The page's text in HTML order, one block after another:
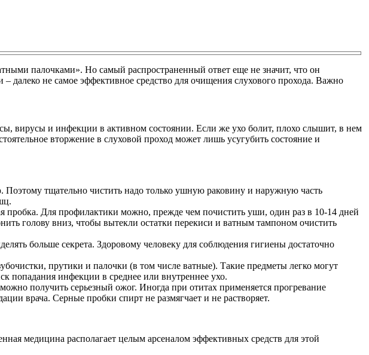
палочками». Но самый распространенный ответ еще не значит, что он
далеко не самое эффективное средство для очищения слухового прохода. Важно
вирусы и инфекции в активном состоянии. Если же ухо болит, плохо слышит, в нем
вторжение в слуховой проход может лишь усугубить состояние и
Поэтому тщательно чистить надо только ушную раковину и наружную часть
пробка. Для профилактики можно, прежде чем почистить уши, один раз в 10-14 дней
голову вниз, чтобы вытекли остатки перекиси и ватным тампоном очистить
больше секрета. Здоровому человеку для соблюдения гигиены достаточно
прутики и палочки (в том числе ватные). Такие предметы легко могут
попадания инфекции в среднее или внутреннее ухо.
получить серьезный ожог. Иногда при отитах применяется прогревание
врача. Серные пробки спирт не размягчает и не растворяет.
медицина располагает целым арсеналом эффективных средств для этой